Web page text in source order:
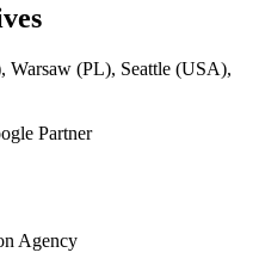
(PL), Seattle (USA),
Agency